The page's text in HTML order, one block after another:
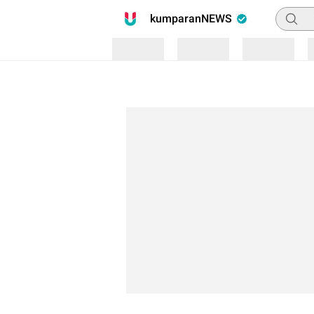
kumparanNEWS